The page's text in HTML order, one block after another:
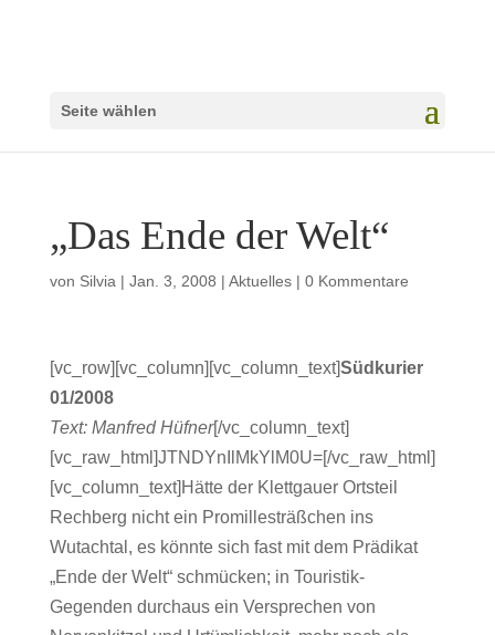
Seite wählen
„Das Ende der Welt“
von Silvia | Jan. 3, 2008 | Aktuelles| 0 Kommentare
[vc_row][vc_column][vc_column_text]Südkurier
01/2008
Text: Manfred Hüfner[/vc_column_text]
[vc_raw_html]JTNDYnIlMkYlM0U=[/vc_raw_html]
[vc_column_text]Hätte der Klettgauer Ortsteil
Rechberg nicht ein Promillesträßchen ins
Wutachtal, es könnte sich fast mit dem Prädikat
„Ende der Welt“ schmücken; in Touristik-
Gegenden durchaus ein Versprechen von